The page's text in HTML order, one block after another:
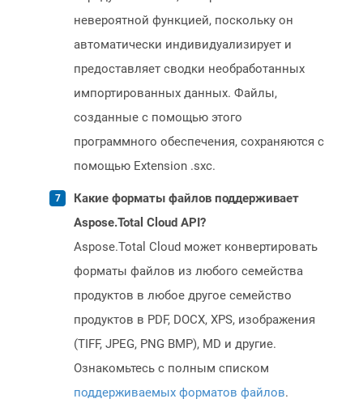
невероятной функцией, поскольку он
автоматически индивидуализирует и
предоставляет сводки необработанных
импортированных данных. Файлы,
созданные с помощью этого
программного обеспечения, сохраняются с
помощью Extension .sxc.
Какие форматы файлов поддерживает
Aspose.Total Cloud API?
Aspose.Total Cloud может конвертировать
форматы файлов из любого семейства
продуктов в любое другое семейство
продуктов в PDF, DOCX, XPS, изображения
(TIFF, JPEG, PNG BMP), MD и другие.
Ознакомьтесь с полным списком
поддерживаемых форматов файлов.